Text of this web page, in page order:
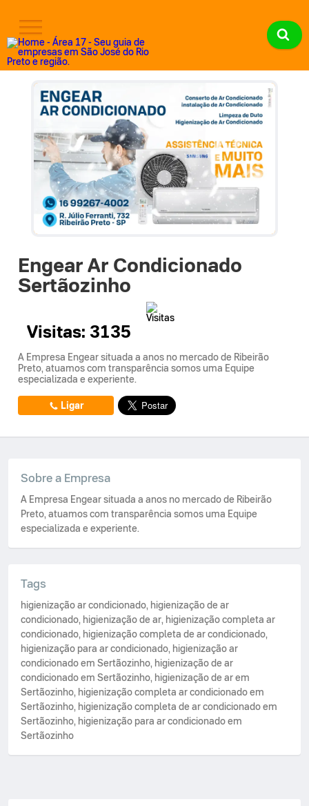
Engear Ar Condicionado
Sertãozinho
Visitas: 3135
A Empresa Engear situada a anos no mercado de Ribeirão
Preto, atuamos com transparência somos uma Equipe
especializada e experiente.
Ligar
Sobre a Empresa
A Empresa Engear situada a anos no mercado de Ribeirão
Preto, atuamos com transparência somos uma Equipe
especializada e experiente.
Tags
higienização ar condicionado, higienização de ar
condicionado, higienização de ar, higienização completa ar
condicionado, higienização completa de ar condicionado,
higienização para ar condicionado, higienização ar
condicionado em Sertãozinho, higienização de ar
condicionado em Sertãozinho, higienização de ar em
Sertãozinho, higienização completa ar condicionado em
Sertãozinho, higienização completa de ar condicionado em
Sertãozinho, higienização para ar condicionado em
Sertãozinho